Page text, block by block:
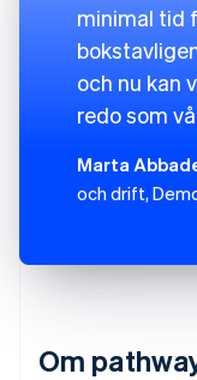
minimal tid
och nu kan
redo som
Marta
och drift,
Om